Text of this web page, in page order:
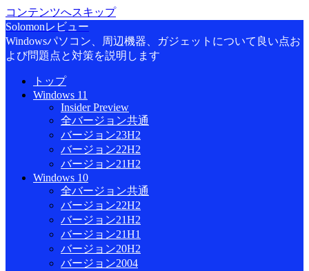
コンテンツへスキップ
Solomonレビュー
Windowsパソコン、周辺機器、ガジェットについて良い点お
よび問題点と対策を説明します
トップ
Windows 11
Insider Preview
全バージョン共通
バージョン23H2
バージョン22H2
バージョン21H2
Windows 10
全バージョン共通
バージョン22H2
バージョン21H2
バージョン21H1
バージョン20H2
バージョン2004